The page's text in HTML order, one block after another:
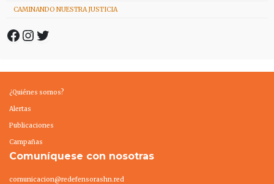
CAMINANDO NUESTRA JUSTICIA
Facebook
Instagram
Twitter
¿Quiénes somos?
Alertas
Publicaciones
Campañas
Comuníquese con nosotras
comunicacion@redefensorashn.red